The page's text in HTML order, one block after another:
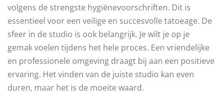
volgens de strengste hygiënevoorschriften. Dit is
essentieel voor een veilige en succesvolle tatoeage. De
sfeer in de studio is ook belangrijk. Je wilt je op je
gemak voelen tijdens het hele proces. Een vriendelijke
en professionele omgeving draagt bij aan een positieve
ervaring. Het vinden van de juiste studio kan even
duren, maar het is de moeite waard.